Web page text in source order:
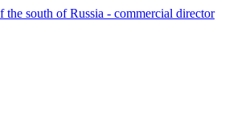
south of Russia - commercial director